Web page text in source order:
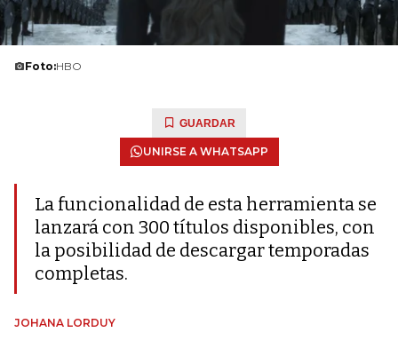
Foto:HBO
GUARDAR
UNIRSE A WHATSAPP
La funcionalidad de esta herramienta se
lanzará con 300 títulos disponibles, con
la posibilidad de descargar temporadas
completas.
JOHANA LORDUY